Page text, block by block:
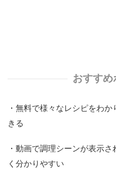
おすすめ
・無料で様々なレシピをわ
きる
・動画で調理シーンが表示
く分かりやすい